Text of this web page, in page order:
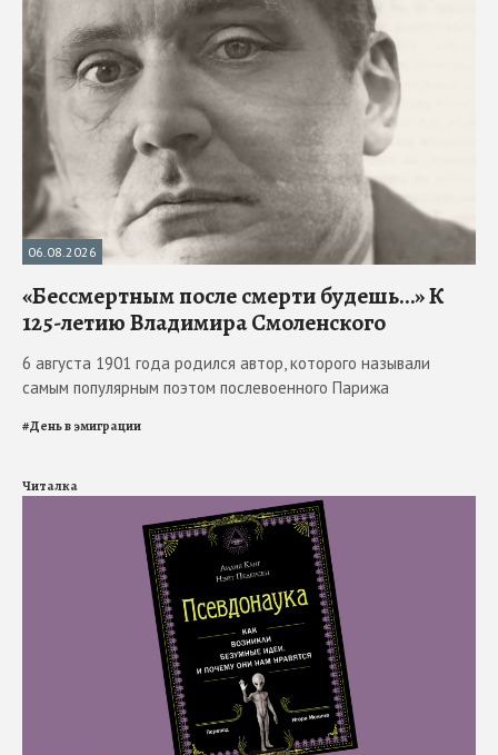
06.08.2026
«Бессмертным после смерти будешь…» К
125-летию Владимира Смоленского
6 августа 1901 года родился автор, которого называли
самым популярным поэтом послевоенного Парижа
#День в эмиграции
Читалка